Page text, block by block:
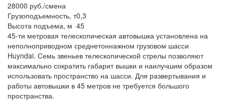
28000 руб./смена
Грузоподъемность, т0,3
Высота подъема, м 45
45-ти метровая телескопическая автовышка установлена на
неполноприводном среднетоннажном грузовом шасси
Huyndai. Семь звеньев телескопической стрелы позволяют
максимально сократить габарит вышки и наилучшим образом
использовать пространство на шасси. Для развертывания и
работы автовышки в 45 метров не требуется большого
пространства.